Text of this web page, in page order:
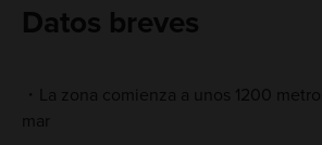
Datos breves
La zona comienza a unos 1200
mar